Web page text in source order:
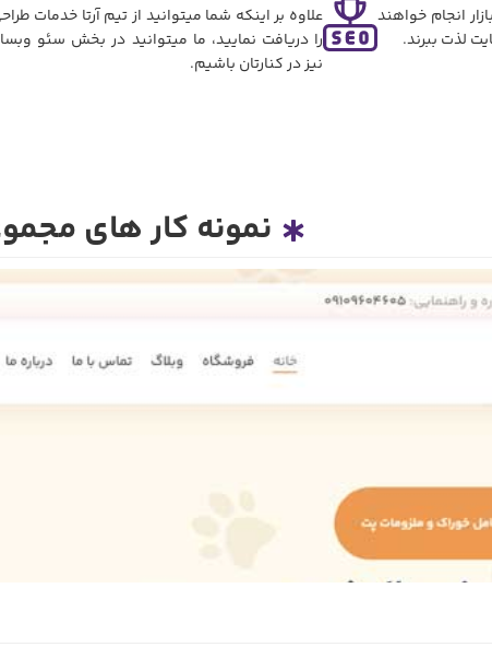
انجام خواهند
لذت ببرند.
علاوه بر اینکه شما میتوانید از تیم آرتا خدمات
را دریافت نمایید، ما میتوانید در بخش سئو
نیز در کنارتان باشیم.
نمونه کار های